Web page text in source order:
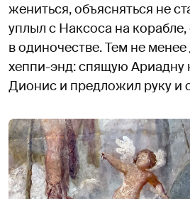
жениться, объясняться не
уплыл с Наксоса на
в одиночестве. Тем не
хеппи-энд: спящую Ариадну
Дионис и предложил руку и